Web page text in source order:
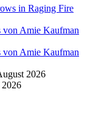
in Raging Fire
von Amie Kaufman
von Amie Kaufman
2026
2026